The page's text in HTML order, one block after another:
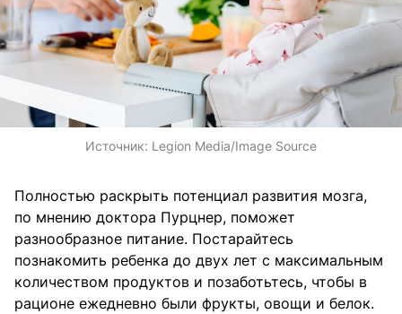
Источник: Legion Media/Image Source
Полностью раскрыть потенциал развития мозга,
по мнению доктора Пурцнер, поможет
разнообразное питание. Постарайтесь
познакомить ребенка до двух лет с максимальным
количеством продуктов и позаботьтесь, чтобы в
рационе ежедневно были фрукты, овощи и белок.